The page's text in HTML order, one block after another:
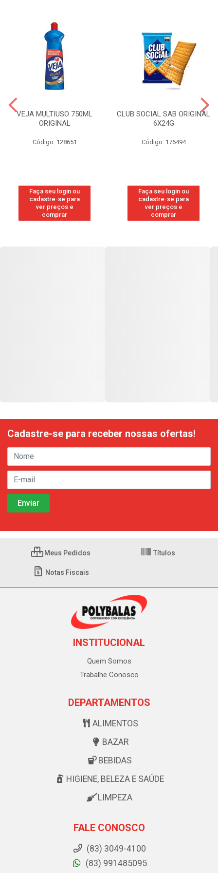
VEJA MULTIUSO 750ML
ORIGINAL
Código: 128651
Faça seu login ou
cadastre-se para
ver preços e
comprar
CLUB SOCIAL SAB ORIGINAL
6X24G
Código: 176494
Faça seu login ou
cadastre-se para
ver preços e
comprar
Cadastre-se para receber nossas ofertas!
Meus Pedidos Títulos
Notas Fiscais
INSTITUCIONAL
Quem Somos
Trabalhe Conosco
DEPARTAMENTOS
ALIMENTOS
BAZAR
BEBIDAS
HIGIENE, BELEZA E SAÚDE
LIMPEZA
FALE CONOSCO
(83) 3049-4100
(83) 991485095